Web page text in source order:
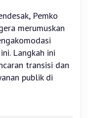
Pemko
merumuskan
Langkah ini
transisi dan
publik di